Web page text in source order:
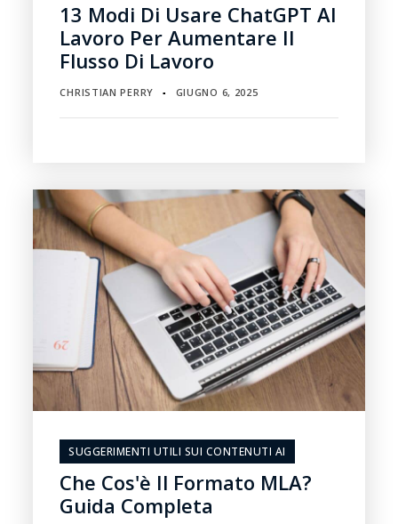
13 Modi Di Usare ChatGPT Al
Lavoro Per Aumentare Il
Flusso Di Lavoro
CHRISTIAN PERRY ▪ GIUGNO 6, 2025
SUGGERIMENTI UTILI SUI CONTENUTI AI
Che Cos'è Il Formato MLA?
Guida Completa